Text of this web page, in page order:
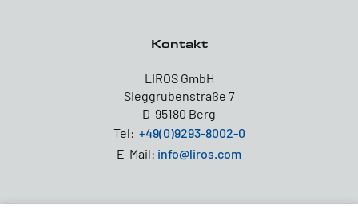
Kontakt
LIROS GmbH
Sieggrubenstraße 7
D-95180 Berg
Tel: +49(0)9293-8002-0
E-Mail: info@liros.com